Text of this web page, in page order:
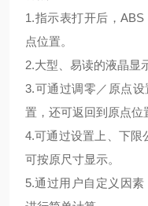
1.指示表打开后，
点位置。
2.大型、易读的液晶显
3.可通过调零／原点
置，还可返回到原点位
4.可通过设置上、下限
可按原尺寸显示。
5.通过用户自定义因